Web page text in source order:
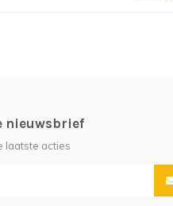
nieuwsbrief
laatste acties